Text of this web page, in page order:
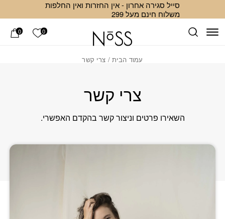
Skip to Contentסייל סגירה אחרון - אין החזרות ואין החלפות
משלוח חינם מעל 299
0 הרשימה
0
עמוד הבית/ צרי קשר
צרי קשר
השאירו פרטים וניצור קשר בהקדם האפשרי.